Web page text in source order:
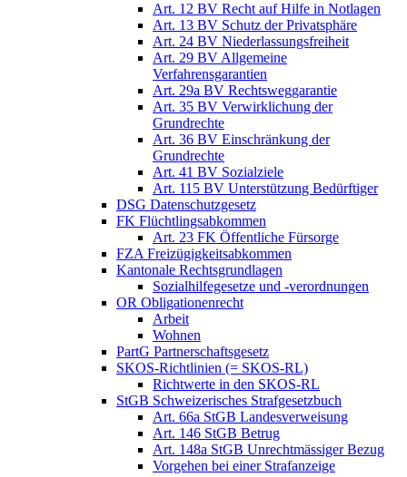
Art. 12 BV Recht auf Hilfe in Notlagen
Art. 13 BV Schutz der Privatsphäre
Art. 24 BV Niederlassungsfreiheit
Art. 29 BV Allgemeine
Verfahrensgarantien
Art. 29a BV Rechtsweggarantie
Art. 35 BV Verwirklichung der
Grundrechte
Art. 36 BV Einschränkung der
Grundrechte
Art. 41 BV Sozialziele
Art. 115 BV Unterstützung Bedürftiger
DSG Datenschutzgesetz
FK Flüchtlingsabkommen
Art. 23 FK Öffentliche Fürsorge
FZA Freizügigkeitsabkommen
Kantonale Rechtsgrundlagen
Sozialhilfegesetze und -verordnungen
OR Obligationenrecht
Arbeit
Wohnen
PartG Partnerschaftsgesetz
SKOS-Richtlinien (= SKOS-RL)
Richtwerte in den SKOS-RL
StGB Schweizerisches Strafgesetzbuch
Art. 66a StGB Landesverweisung
Art. 146 StGB Betrug
Art. 148a StGB Unrechtmässiger Bezug
Vorgehen bei einer Strafanzeige